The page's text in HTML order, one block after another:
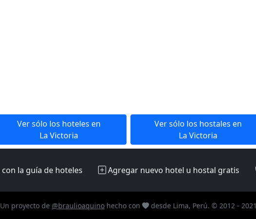
Ver sólo los hoteles en
La Victoria
Ver sólo los hostales en
La Victoria
con la guía de hoteles Agregar nuevo hotel u hostal gratis
Un proyecto de @braulioaquino hecho con desde Lima, Perú. © 2012 - 2021